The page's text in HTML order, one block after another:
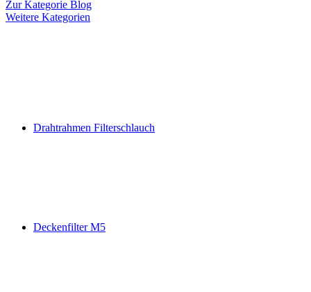
Zur Kategorie Blog
Weitere Kategorien
Drahtrahmen Filterschlauch
Deckenfilter M5